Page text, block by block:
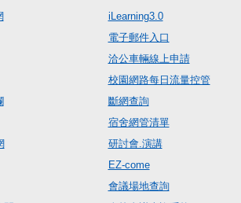
iLearning3.0
電子郵件入口
洽公車輛線上申請
校園網路每日流量控管
斷網查詢
宿舍網管清單
研討會.演講
EZ-come
會議場地查詢